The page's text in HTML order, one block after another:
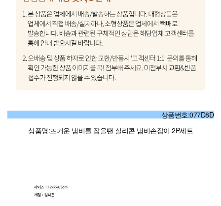
상품번호:077D8D
상품명:뜨거운 냄비를 잡을땐 실리콘 냄비손잡이 2P세트